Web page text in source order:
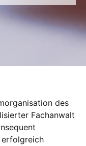
des
Fachanwalt
erfolgreich